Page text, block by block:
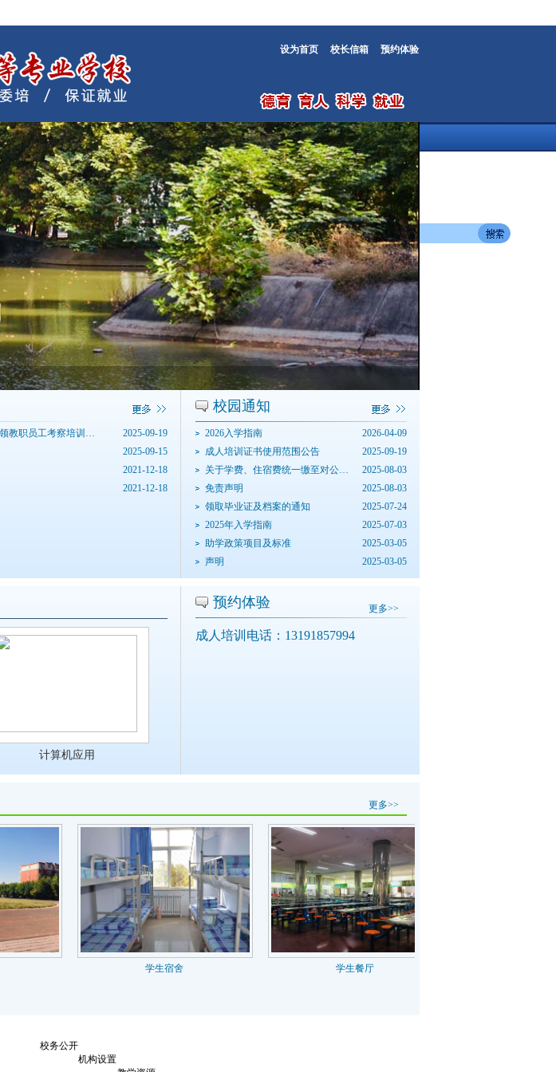
设为首页 校长信箱 预约体验
2025-09-19
新葡新京娱乐场app下载带领教职员工考察培训基地
2025-09-15
2021-12-18
2021-12-18
校园通知
2026-04-09
2026入学指南
2025-09-19
成人培训证书使用范围公告
2025-08-03
关于学费、住宿费统一缴至对公账...
2025-08-03
免责声明
2025-07-24
领取毕业证及档案的通知
2025-07-03
2025年入学指南
2025-03-05
助学政策项目及标准
2025-03-05
声明
计算机应用
预约体验 更多>>
成人培训电话： 13191857994
更多>>
学生宿舍 学生餐厅
校务公开
机构设置